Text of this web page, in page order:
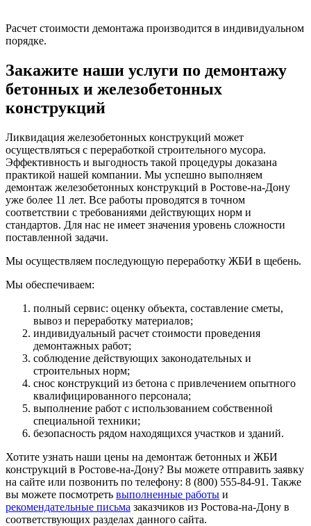
Расчет стоимости демонтажа производится в индивидуальном
порядке.
Закажите наши услуги по демонтажу
бетонных и железобетонных
конструкций
Ликвидация железобетонных конструкций может
осуществляться с переработкой строительного мусора.
Эффективность и выгодность такой процедуры доказана
практикой нашей компании. Мы успешно выполняем
демонтаж железобетонных конструкций в Ростове-на-Дону
уже более 11 лет. Все работы проводятся в точном
соответствии с требованиями действующих норм и
стандартов. Для нас не имеет значения уровень сложности
поставленной задачи.
Мы осуществляем последующую переработку ЖБИ в щебень.
Мы обеспечиваем:
полный сервис: оценку объекта, составление сметы,
вывоз и переработку материалов;
индивидуальный расчет стоимости проведения
демонтажных работ;
соблюдение действующих законодательных и
строительных норм;
снос конструкций из бетона с привлечением опытного
квалифицированного персонала;
выполнение работ с использованием собственной
специальной техники;
безопасность рядом находящихся участков и зданий.
Хотите узнать наши цены на демонтаж бетонных и ЖБИ
конструкций в Ростове-на-Дону? Вы можете отправить заявку
на сайте или позвонить по телефону: 8 (800) 555-84-91. Также
вы можете посмотреть выполненные работы и
рекомендательные письма заказчиков из Ростова-на-Дону в
соответствующих разделах данного сайта.